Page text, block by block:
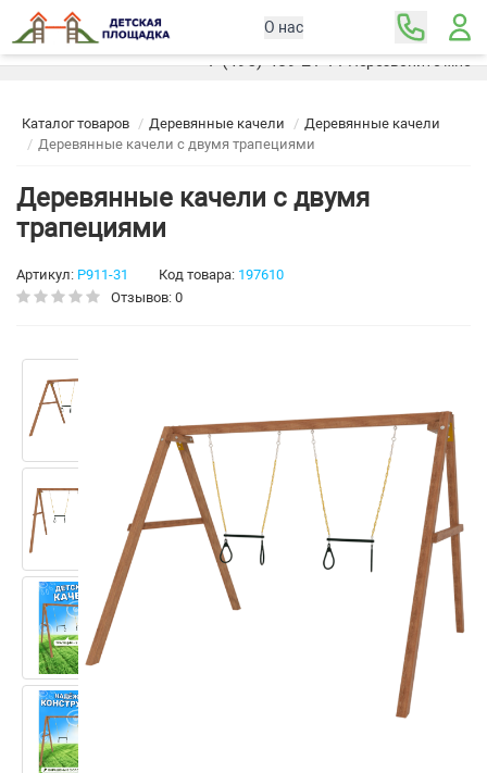
О нас
Москва
+7 (495) 489-21-11Перезвоните мне
Каталог товаров Деревянные качели
Деревянные качели
Деревянные качели с двумя трапециями
Деревянные качели с двумя
трапециями
Артикул: Р911-31 Код товара: 197610
Отзывов: 0